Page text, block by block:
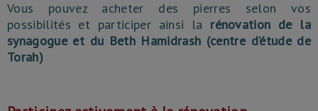
Vous pouvez acheter des pierres selon vos
possibilités et participer ainsi la rénovation de la
synagogue et du Beth Hamidrash (centre d’étude de
Torah)